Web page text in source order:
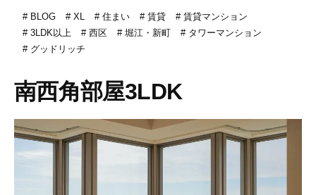
BLOG XL 住まい 賃貸
賃貸マンション
3LDK以上
西区 堀江・新町
タワーマンション
グッドリッチ
南西角部屋3LDK